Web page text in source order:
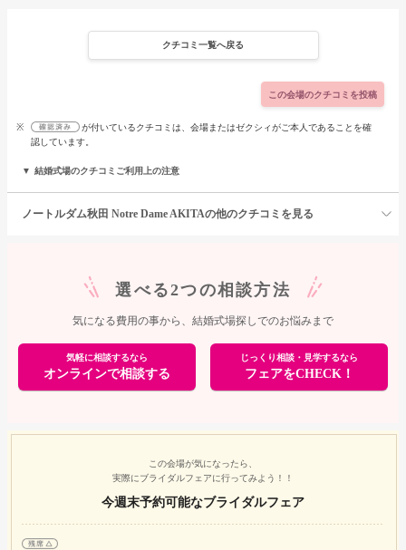
クチコミ一覧へ戻る
この会場のクチコミを投稿
※
が付いているクチコミは、会場またはゼクシィがご本人であることを確
認しています。
結婚式場のクチコミご利用上の注意
ノートルダム秋田 Notre Dame AKITAの他のクチコミを見る
選べる2つの相談方法
気になる費用の事から、結婚式場探しでのお悩みまで
気軽に相談するなら
オンラインで相談する
じっくり相談・見学するなら
フェアをCHECK！
この会場が気になったら、
実際にブライダルフェアに行ってみよう！！
今週末予約可能なブライダルフェア